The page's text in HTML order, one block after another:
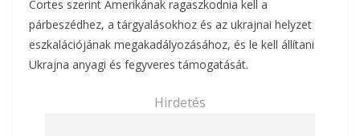
Cortes szerint Amerikának ragaszkodnia kell a
párbeszédhez, a tárgyalásokhoz és az ukrajnai helyzet
eszkalációjának megakadályozásához, és le kell állítani
Ukrajna anyagi és fegyveres támogatását.
Hirdetés